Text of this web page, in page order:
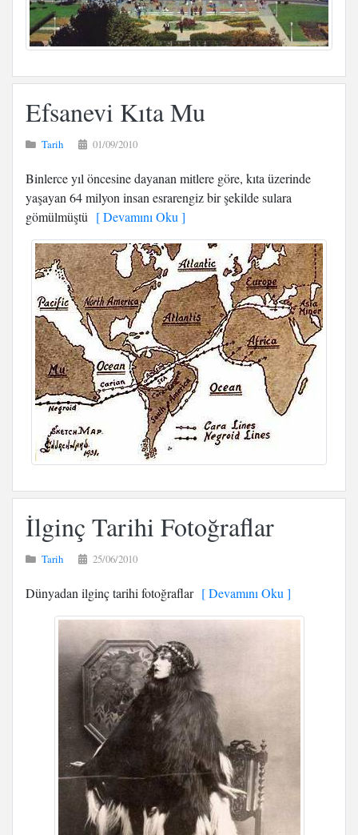
Efsanevi Kıta Mu
Tarih 01/09/2010
Binlerce yıl öncesine dayanan mitlere göre, kıta üzerinde
yaşayan 64 milyon insan esrarengiz bir şekilde sulara
gömülmüştü [ Devamını Oku ]
İlginç Tarihi Fotoğraflar
Tarih 25/06/2010
Dünyadan ilginç tarihi fotoğraflar[ Devamını Oku ]